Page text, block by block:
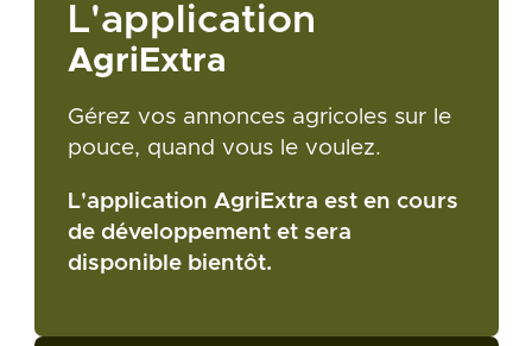
L'application
AgriExtra
Gérez vos annonces agricoles sur le
pouce, quand vous le voulez.
L'application AgriExtra est en cours
de développement et sera
disponible bientôt.